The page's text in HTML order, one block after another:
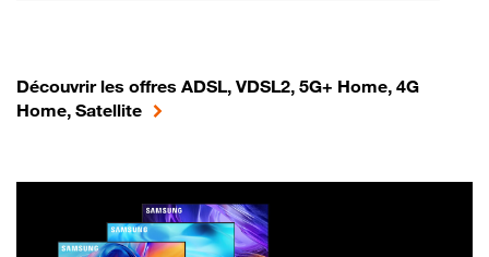
Découvrir les offres ADSL, VDSL2, 5G+ Home, 4G
Home, Satellite